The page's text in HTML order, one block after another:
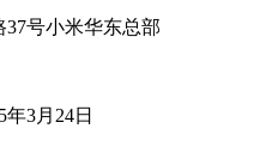
号小米华东总部
3月24日